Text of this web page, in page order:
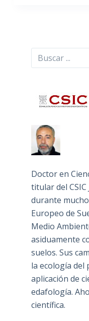
Buscar
Doctor en
titular del
durante
Europeo de
Medio
asiduamente
suelos. Sus
la ecología del
aplicación de
edafología.
científica.